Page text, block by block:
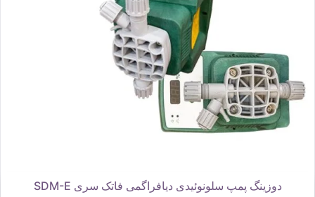
دوزینگ پمپ سلونوئیدی دیافراگمی فاتک سری SDM-E